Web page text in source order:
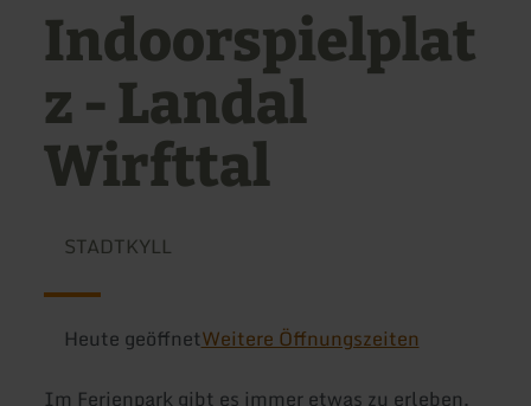
Indoorspielplat
z - Landal
Wirfttal
STADTKYLL
Heute geöffnetWeitere Öffnungszeiten
Im Ferienpark gibt es immer etwas zu erleben.